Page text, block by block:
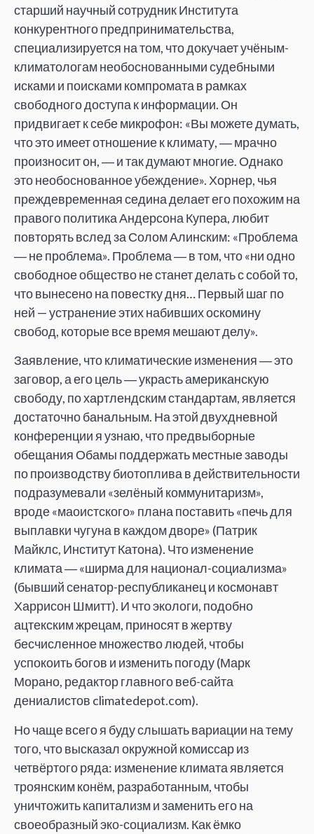
старший научный сотрудник Института
конкурентного предпринимательства,
специализируется на том, что докучает учёным-
климатологам необоснованными судебными
исками и поисками компромата в рамках
свободного доступа к информации. Он
придвигает к себе микрофон: «Вы можете думать,
что это имеет отношение к климату, ― мрачно
произносит он, ― и так думают многие. Однако
это необоснованное убеждение». Хорнер, чья
преждевременная седина делает его похожим на
правого политика Андерсона Купера, любит
повторять вслед за Солом Алинским: «Проблема
― не проблема». Проблема ― в том, что «ни одно
свободное общество не станет делать с собой то,
что вынесено на повестку дня… Первый шаг по
ней — устранение этих набивших оскомину
свобод, которые все время мешают делу».
Заявление, что климатические изменения ― это
заговор, а его цель ― украсть американскую
свободу, по хартлендским стандартам, является
достаточно банальным. На этой двухдневной
конференции я узнаю, что предвыборные
обещания Обамы поддержать местные заводы
по производству биотоплива в действительности
подразумевали «зелёный коммунитаризм»,
вроде «маоистского» плана поставить «печь для
выплавки чугуна в каждом дворе» (Патрик
Майклс, Институт Катона). Что изменение
климата ― «ширма для национал-социализма»
(бывший сенатор-республиканец и космонавт
Харрисон Шмитт). И что экологи, подобно
ацтекским жрецам, приносят в жертву
бесчисленное множество людей, чтобы
успокоить богов и изменить погоду (Марк
Морано, редактор главного веб-сайта
дениалистов climatedepot.com).
Но чаще всего я буду слышать вариации на тему
того, что высказал окружной комиссар из
четвёртого ряда: изменение климата является
троянским конём, разработанным, чтобы
уничтожить капитализм и заменить его на
своеобразный эко-социализм. Как ёмко